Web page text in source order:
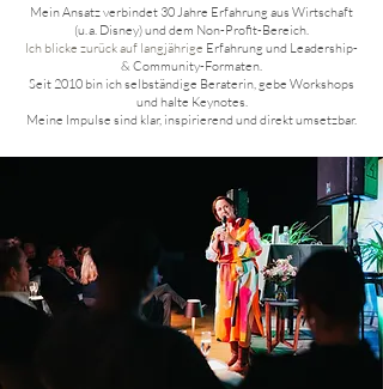
Mein Ansatz verbindet 30 Jahre Erfahrung aus Wirtschaft
(u. a. Disney) und dem Non-Profit-Bereich.
Ich blicke zurück auf langjährige Erfahrung und Leadership-
& Community-Formaten.
Seit 2010 bin ich selbständige Beraterin, gebe Workshops
und halte Keynotes.
Meine Impulse sind klar, inspirierend und direkt umsetzbar.